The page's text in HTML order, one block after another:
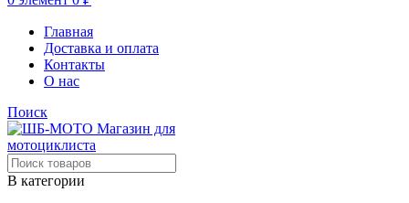
Главная
Доставка и оплата
Контакты
О нас
Поиск
В категории